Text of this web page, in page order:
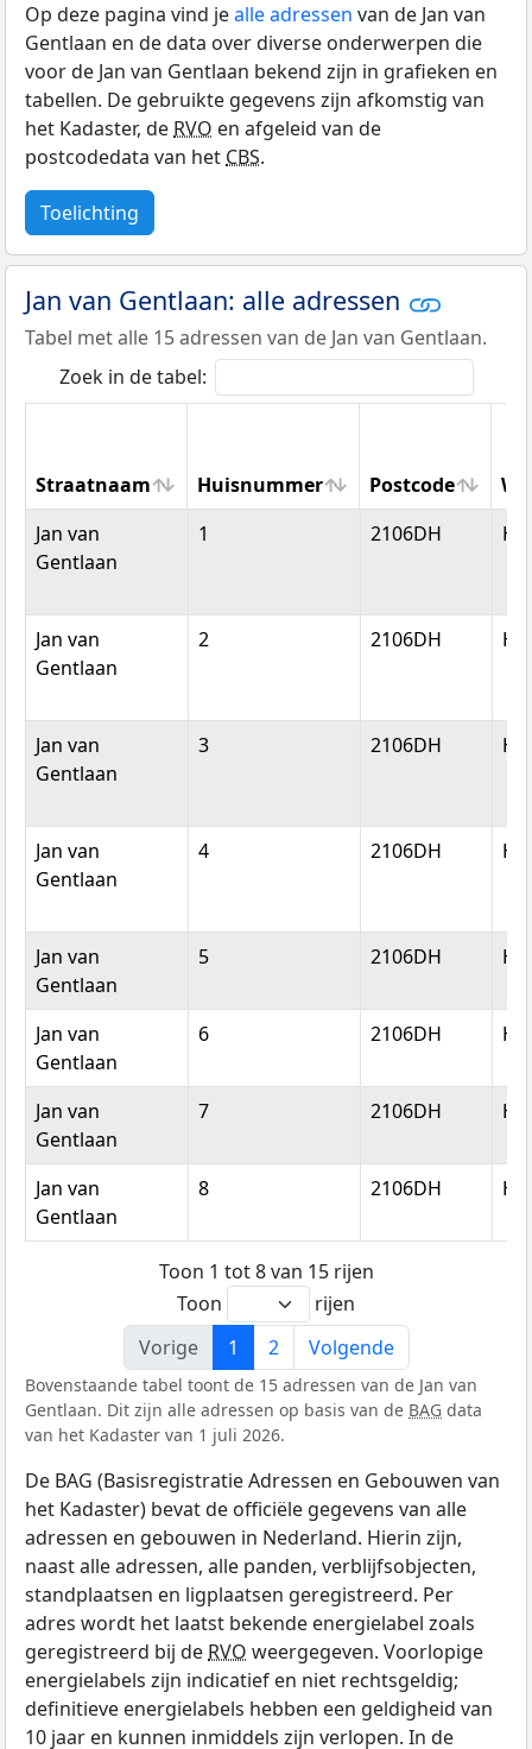
Op deze pagina vind jealle adressen van de Jan van
Gentlaan en de data over diverse onderwerpen die
voor de Jan van Gentlaan bekend zijn in grafieken en
tabellen. De gebruikte gegevens zijn afkomstig van
het Kadaster, deRVO en afgeleid van de
postcodedata van hetCBS.
Toelichting
Jan van Gentlaan: alle adressen
Tabel met alle 15 adressen van de Jan van Gentlaan.
Zoek in de tabel:
Straatnaam Huisnummer Postcode
Straatnaam
Huisnummer Postcode
Jan van
Gentlaan
1 2106DH
Jan van
Gentlaan
2 2106DH
Jan van
Gentlaan
3 2106DH
Jan van
Gentlaan
4 2106DH
Jan van
Gentlaan
5 2106DH
Jan van
Gentlaan
6 2106DH
Jan van
Gentlaan
7 2106DH
Jan van
Gentlaan
8 2106DH
Toon 1 tot 8 van 15 rijen
Toon
rijen
Vorige
1 2 Volgende
Bovenstaande tabel toont de 15 adressen van de Jan van
Gentlaan. Dit zijn alle adressen op basis van de BAG data
van het Kadaster van 1 juli 2026.
De BAG (Basisregistratie Adressen en Gebouwen van
het Kadaster) bevat de officiële gegevens van alle
adressen en gebouwen in Nederland. Hierin zijn,
naast alle adressen, alle panden, verblijfsobjecten,
standplaatsen en ligplaatsen geregistreerd. Per
adres wordt het laatst bekende energielabel zoals
geregistreerd bij de RVO weergegeven. Voorlopige
energielabels zijn indicatief en niet rechtsgeldig;
definitieve energielabels hebben een geldigheid van
10 jaar en kunnen inmiddels zijn verlopen. In de